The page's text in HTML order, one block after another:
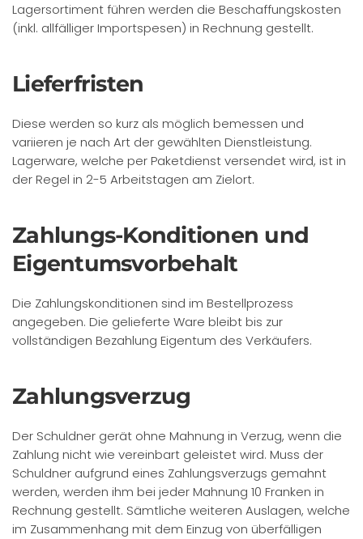
Lagersortiment führen werden die Beschaffungskosten
(inkl. allfälliger Importspesen) in Rechnung gestellt.
Lieferfristen
Diese werden so kurz als möglich bemessen und
variieren je nach Art der gewählten Dienstleistung.
Lagerware, welche per Paketdienst versendet wird, ist in
der Regel in 2-5 Arbeitstagen am Zielort.
Zahlungs-Konditionen und
Eigentumsvorbehalt
Die Zahlungskonditionen sind im Bestellprozess
angegeben. Die gelieferte Ware bleibt bis zur
vollständigen Bezahlung Eigentum des Verkäufers.
Zahlungsverzug
Der Schuldner gerät ohne Mahnung in Verzug, wenn die
Zahlung nicht wie vereinbart geleistet wird. Muss der
Schuldner aufgrund eines Zahlungsverzugs gemahnt
werden, werden ihm bei jeder Mahnung 10 Franken in
Rechnung gestellt. Sämtliche weiteren Auslagen, welche
im Zusammenhang mit dem Einzug von überfälligen